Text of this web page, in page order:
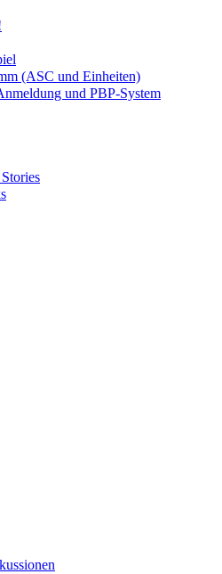
(ASC und Einheiten)
und PBP-System